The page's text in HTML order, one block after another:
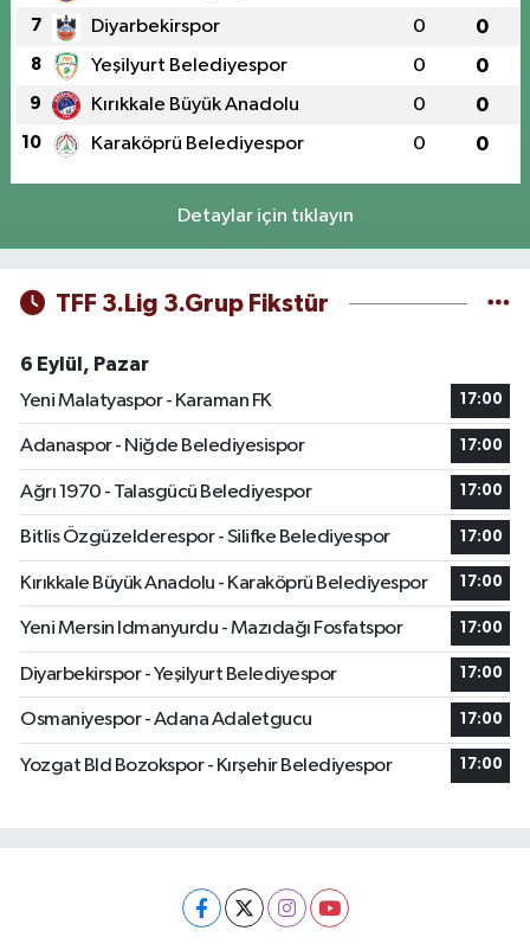
7 Diyarbekirspor 0 0
8 Yeşilyurt Belediyespor 0 0
9 Kırıkkale Büyük Anadolu 0 0
10 Karaköprü Belediyespor 0 0
Detaylar için tıklayın
TFF 3.Lig 3.Grup Fikstür
6 Eylül, Pazar
Yeni Malatyaspor - Karaman FK
17:00
Adanaspor - Niğde Belediyesispor 17:00
Ağrı 1970 - Talasgücü Belediyespor 17:00
Bitlis Özgüzelderespor - Silifke Belediyespor 17:00
Kırıkkale Büyük Anadolu - Karaköprü Belediyespor 17:00
Yeni Mersin Idmanyurdu - Mazıdağı Fosfatspor 17:00
Diyarbekirspor - Yeşilyurt Belediyespor 17:00
Osmaniyespor - Adana Adaletgucu 17:00
Yozgat Bld Bozokspor - Kırşehir Belediyespor 17:00